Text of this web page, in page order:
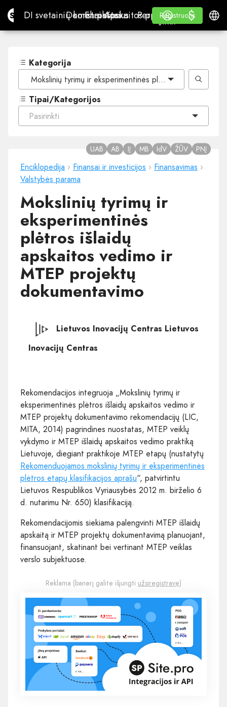
Site.proDI svetainių konstruktorius
DI svetainių konstruktorius
Domenai
DomenaiEl. paštas
El. paštasApskaitos programa
Apskaitos programa
Perpardavėjams
„WHITE LABEL“
Mokymasis
Mokymasis
Registruotis
Registruotis
Prisijungti
$
$
Kategorija
Mokslinių tyrimų ir eksperimentinės plėtros išlaidų
Tipai/Kategorijos
Pasirinkti
Enciklopedija › Finansai ir investicijos › Finansavimas ›
Valstybės parama
Mokslinių tyrimų ir
eksperimentinės
plėtros išlaidų
apskaitos vedimo ir
MTEP projektų
dokumentavimo
UAB AB IĮ MB IdV ŽŪV PNĮ
Lietuvos Inovacijų Centras Lietuvos
Inovacijų Centras
Rekomendacijos integruoja „Mokslinių tyrimų ir
eksperimentinės plėtros išlaidų apskaitos vedimo ir
MTEP projektų dokumentavimo rekomendacijų (LIC,
MITA, 2014) pagrindines nuostatas, MTEP veiklų
vykdymo ir MTEP išlaidų apskaitos vedimo praktiką
Lietuvoje, diegiant praktikoje MTEP etapų (nustatytų
Rekomenduojamos mokslinių tyrimų ir eksperimentinės
plėtros etapų klasifikacijos aprašu“, patvirtintu
Lietuvos Respublikos Vyriausybės 2012 m. birželio 6
d. nutarimu Nr. 650) klasifikaciją.
Rekomendacijomis siekiama palengvinti MTEP išlaidų
apskaitą ir MTEP projektų dokumentavimą planuojant,
finansuojant, skatinant bei vertinant MTEP veiklas
verslo subjektuose.
Reklama (banerį galite išjungti užsiregistravę)